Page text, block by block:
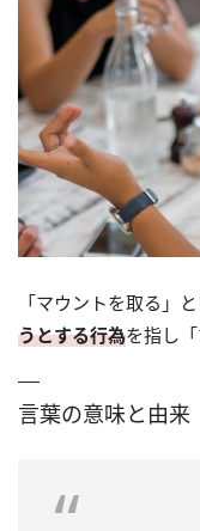
「マウントを取る」と
うとする行為を指し
言葉の意味と由来